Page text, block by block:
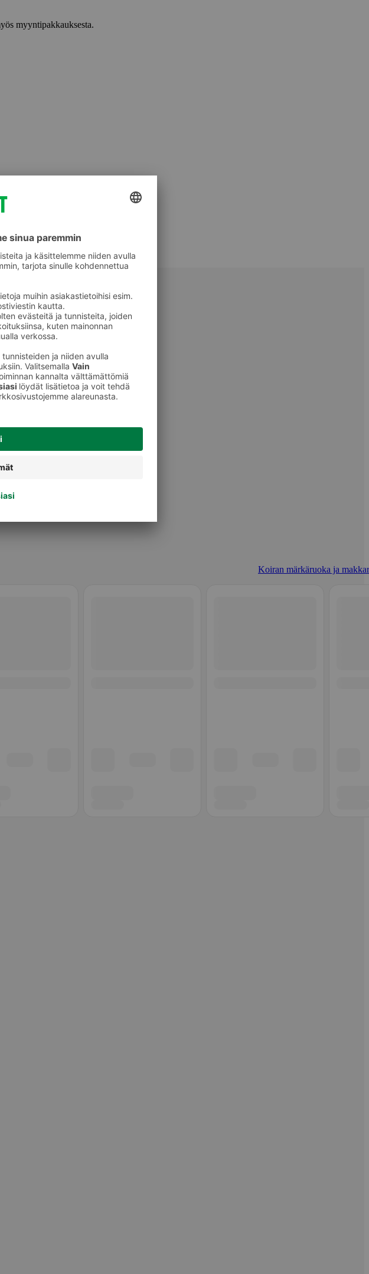
myyntipakkauksesta.
Koiran märkäruoka ja